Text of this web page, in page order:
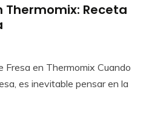
Thermomix: Receta
Fresa en Thermomix Cuando
es inevitable pensar en la